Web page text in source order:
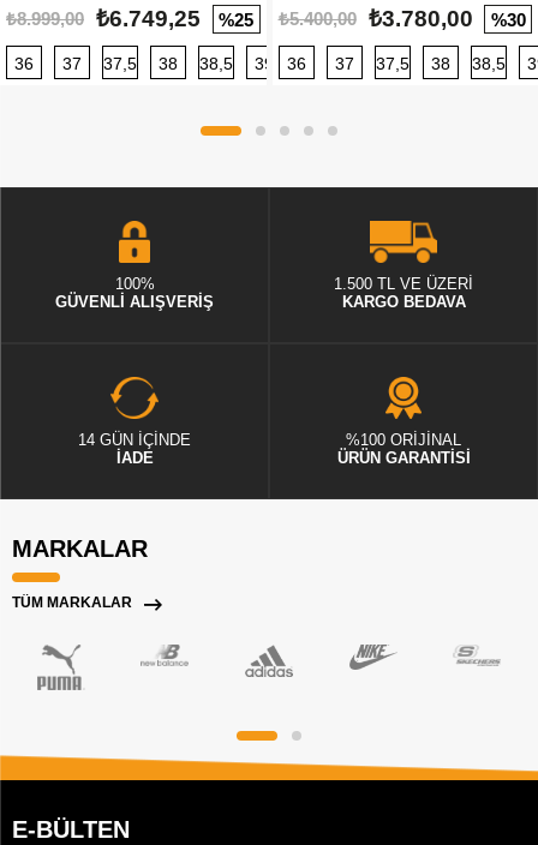
₺8.999,00 ₺6.749,25 %25
36 37 37,5 38 38,5 39 40 40,5 41 42 42,5
₺5.400,00 ₺3.780,00 %30
36 37 37,5 38 38,5
100%
GÜVENLİ ALIŞVERİŞ
1.500 TL VE ÜZERİ
KARGO BEDAVA
14 GÜN İÇİNDE
İADE
%100 ORİJİNAL
ÜRÜN GARANTİSİ
MARKALAR
TÜM MARKALAR
E-BÜLTEN